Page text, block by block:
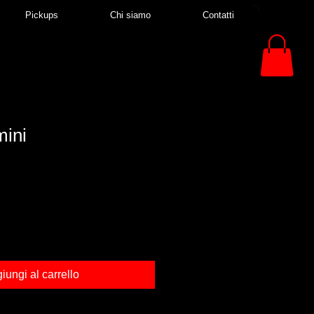
Pickups Chi siamo Contatti
al carrello